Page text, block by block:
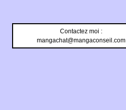
Contactez moi :
mangachat@mangaconseil.com